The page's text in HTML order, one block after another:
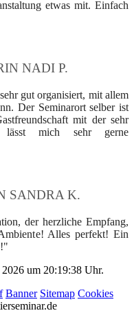
etwas mit. Einfach
NADI P.
gut organisiert, mit allem
Der Seminarort selber ist
mit der sehr
lässt mich sehr gerne
SANDRA K.
der herzliche Empfang,
Alles perfekt! Ein
um 20:19:38 Uhr.
Banner Sitemap Cookies